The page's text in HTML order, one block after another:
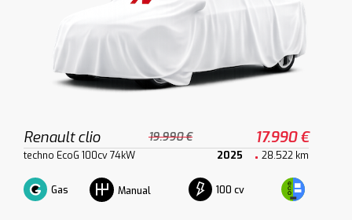
Renault clio 19.990 € 17.990 €
techno EcoG 100cv 74kW 2025 28.522 km
Gas Manual 100 cv